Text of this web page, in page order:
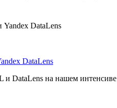
DataLens
и DataLens на нашем интенсиве